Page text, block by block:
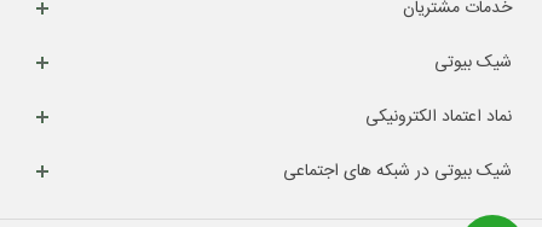
خدمات مشتریان
شیک بیوتی
نماد اعتماد الکترونیکی
شیک بیوتی در شبکه های اجتماعی